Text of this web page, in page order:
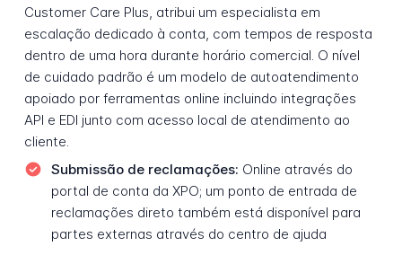
Customer Care Plus, atribui um especialista em
escalação dedicado à conta, com tempos de resposta
dentro de uma hora durante horário comercial. O nível
de cuidado padrão é um modelo de autoatendimento
apoiado por ferramentas online incluindo integrações
API e EDI junto com acesso local de atendimento ao
cliente.
Submissão de reclamações: Online através do
portal de conta da XPO; um ponto de entrada de
reclamações direto também está disponível para
partes externas através do centro de ajuda